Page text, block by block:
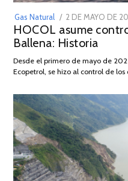
Gas Natural
POSTED
ON
2 DE MAYO DE
HOCOL asume
Ballena: Historia
Desde el primero de mayo de
Ecopetrol, se hizo al control de los